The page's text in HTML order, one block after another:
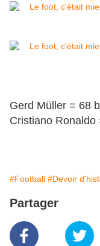
Gerd Müller = 68
Cristiano Ronaldo
#Football #Devoir
Partager